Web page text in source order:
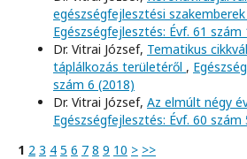
egészségfejlesztési
Egészségfejlesztés: Évf. 61 szám
Dr. Vitrai József, Tematikus
táplálkozás területéről ,
szám 6 (2018)
Dr. Vitrai József, Az elmúlt négy
Egészségfejlesztés: Évf. 60 szám
1 2 3 4 5 6 7 8 9 10 > >>